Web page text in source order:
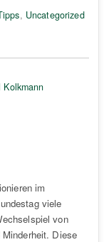
, Uncategorized
Kolkmann
im
viele
von
Minderheit. Diese